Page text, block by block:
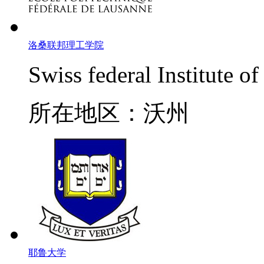
洛桑联邦理工学院
Swiss federal Institute
所在地区：沃州
耶鲁大学